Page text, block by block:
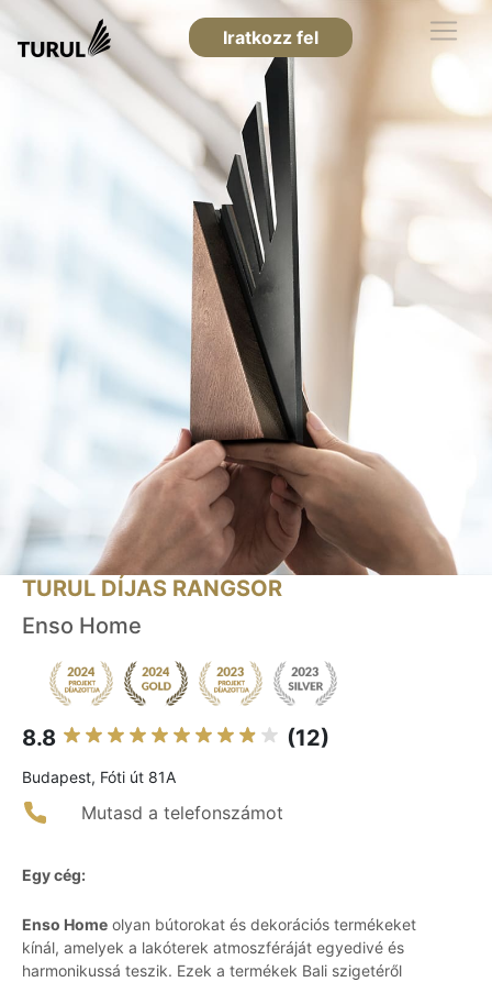
Iratkozz fel
TURUL DÍJAS RANGSOR
Enso Home
8.8 (12)
Budapest, Fóti út 81A
Mutasd a telefonszámot
Egy cég:
Enso Home olyan bútorokat és dekorációs termékeket
kínál, amelyek a lakóterek atmoszféráját egyedivé és
harmonikussá teszik. Ezek a termékek Bali szigetéről